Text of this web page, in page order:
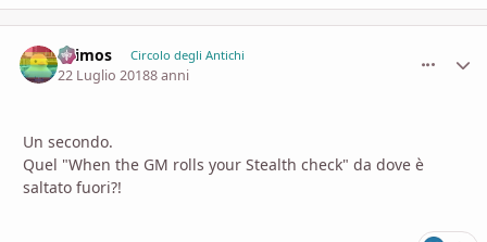
Drimos Circolo degli Antichi
22 Luglio 20188 anni
Un secondo.
Quel "When the GM rolls your Stealth check" da dove è
saltato fuori?!